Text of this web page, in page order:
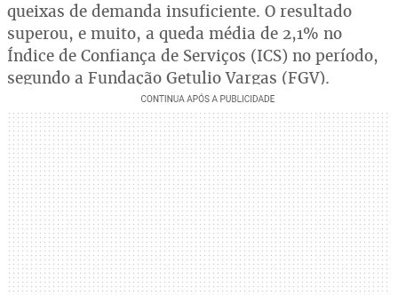
queixas de demanda insuficiente. O resultado
superou, e muito, a queda média de 2,1% no
Índice de Confiança de Serviços (ICS) no período,
segundo a Fundação Getulio Vargas (FGV).